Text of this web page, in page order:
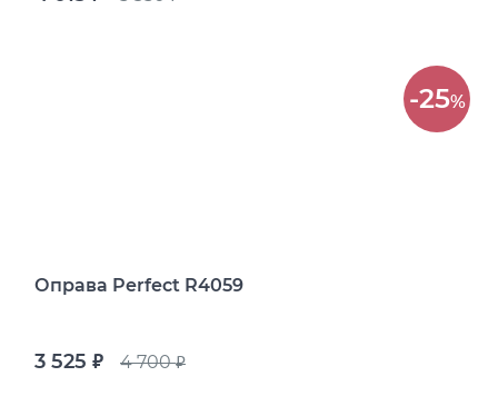
-25%
Оправа Perfect R4059
3 525 руб. 4 700руб.